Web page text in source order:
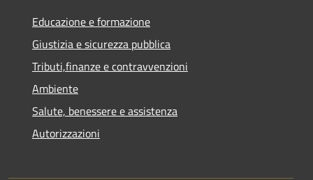
Educazione e formazione
Giustizia e sicurezza pubblica
Tributi,finanze e contravvenzioni
Ambiente
Salute, benessere e assistenza
Autorizzazioni